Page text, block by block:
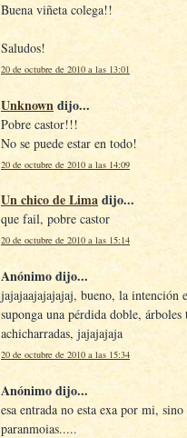
Buena viñeta colega!!
Saludos!
20 de octubre de 2010 a las 13:01
Unknowndijo...
Pobre castor!!!
No se puede estar en todo!
20 de octubre de 2010 a las 14:09
Un chico de Limadijo...
que fail, pobre castor
20 de octubre de 2010 a las 15:14
Anónimo dijo...
jajajaajajajajaj, bueno, la intención
suponga una pérdida doble, árboles
achicharradas, jajajajaja
20 de octubre de 2010 a las 15:34
Anónimo dijo...
esa entrada no esta exa por mi,
paranmoias.....